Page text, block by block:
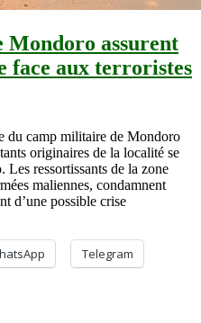
Mondoro assurent
face aux terroristes
du camp militaire de Mondoro
originaires de la localité se
Les ressortissants de la zone
maliennes, condamnent
d’une possible crise
Telegram